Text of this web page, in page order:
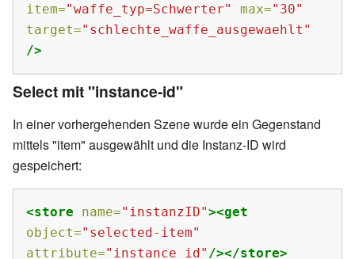
item="waffe_typ=Schwerter" max="30"
target="schlechte_waffe_ausgewaehlt"
/>
Select mit "instance-id"
In einer vorhergehenden Szene wurde ein Gegenstand
mittels "item" ausgewählt und die Instanz-ID wird
gespeichert:
<store name="instanzID"><get
object="selected-item"
attribute="instance_id" /></store>